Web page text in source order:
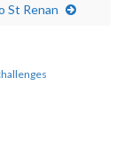
St Renan